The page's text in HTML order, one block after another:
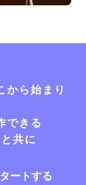
から始まり
できる
共に
ートする